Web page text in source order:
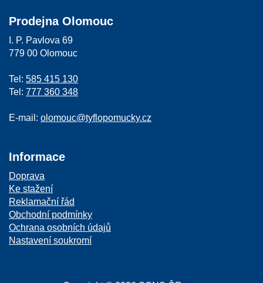
Prodejna Olomouc
I. P. Pavlova 69
779 00 Olomouc
Tel: 585 415 130
Tel: 777 360 348
E-mail: olomouc@tyflopomucky.cz
Informace
Doprava
Ke stažení
Reklamační řád
Obchodní podmínky
Ochrana osobních údajů
Nastavení soukromí